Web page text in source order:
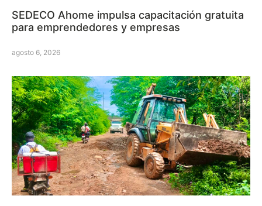
SEDECO Ahome impulsa capacitación gratuita
para emprendedores y empresas
agosto 6, 2026